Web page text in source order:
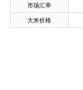
市场汇率
大米价格